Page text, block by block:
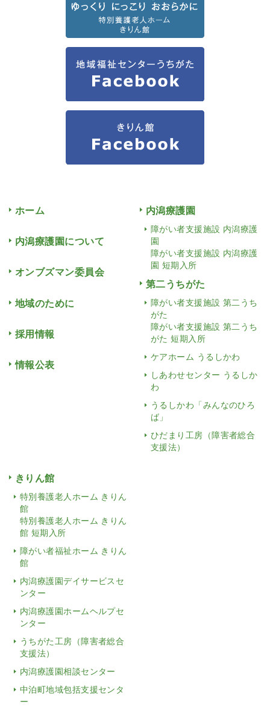
ホーム
内潟療護園について
オンブズマン委員会
地域のために
採用情報
情報公表
内潟療護園
障がい者支援施設 内潟療護
園
障がい者支援施設 内潟療護
園 短期入所
第二うちがた
障がい者支援施設 第二うち
がた
障がい者支援施設 第二うち
がた 短期入所
ケアホーム うるしかわ
しあわせセンター うるしか
わ
うるしかわ「みんなのひろ
ば」
ひだまり工房（障害者総合
支援法）
きりん館
特別養護老人ホーム きりん
館
特別養護老人ホーム きりん
館 短期入所
障がい者福祉ホーム きりん
館
内潟療護園デイサービスセ
ンター
内潟療護園ホームヘルプセ
ンター
うちがた工房（障害者総合
支援法）
内潟療護園相談センター
中泊町地域包括支援センタ
ー